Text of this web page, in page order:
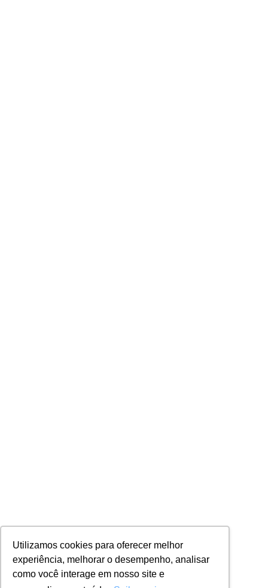
Utilizamos cookies para oferecer melhor
experiência, melhorar o desempenho, analisar
como você interage em nosso site e